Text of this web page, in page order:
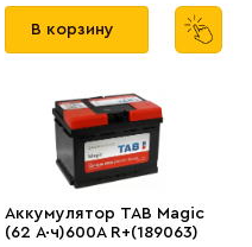
В корзину
Аккумулятор TAB Magic
(62 А·ч)600А R+(189063)